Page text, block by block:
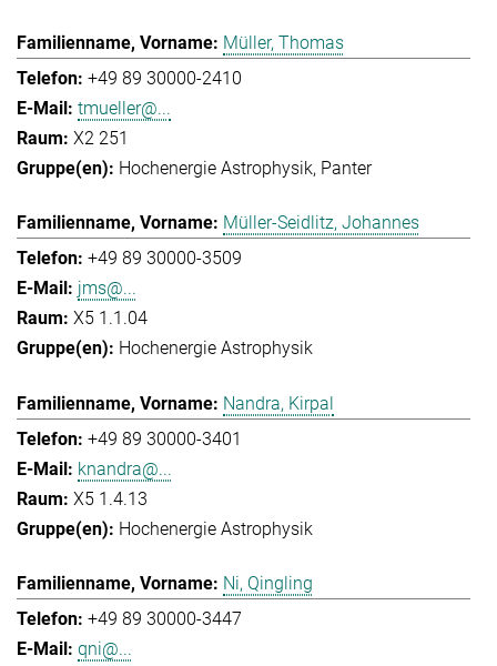
Müller, Thomas
+49 89 30000-2410
tmueller@...
X2 251
Hochenergie Astrophysik Panter
Müller-Seidlitz, Johannes
+49 89 30000-3509
jms@...
X5 1.1.04
Hochenergie Astrophysik
Nandra, Kirpal
+49 89 30000-3401
knandra@...
X5 1.4.13
Hochenergie Astrophysik
Ni, Qingling
+49 89 30000-3447
qni@...